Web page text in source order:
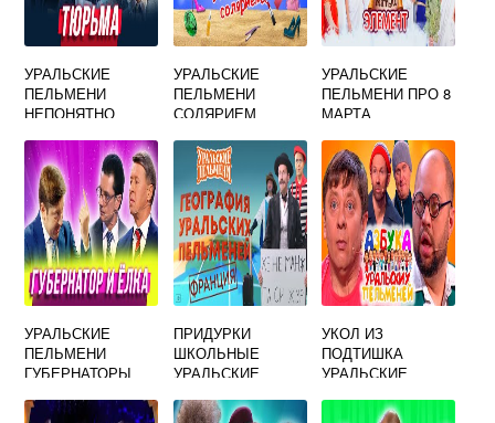
УРАЛЬСКИЕ
ПЕЛЬМЕНИ
НЕПОНЯТНО
УРАЛЬСКИЕ
ПЕЛЬМЕНИ
СОЛЯРИЕМ
УРАЛЬСКИЕ
ПЕЛЬМЕНИ ПРО 8
МАРТА
УРАЛЬСКИЕ
ПЕЛЬМЕНИ
ГУБЕРНАТОРЫ
ПРИДУРКИ
ШКОЛЬНЫЕ
УРАЛЬСКИЕ
УКОЛ ИЗ
ПОДТИШКА
УРАЛЬСКИЕ